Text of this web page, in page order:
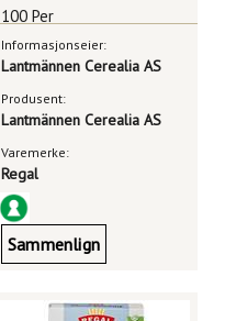
100 Per
Informasjonseier:
Lantmännen Cerealia AS
Produsent:
Lantmännen Cerealia AS
Varemerke:
Regal
Sammenlign